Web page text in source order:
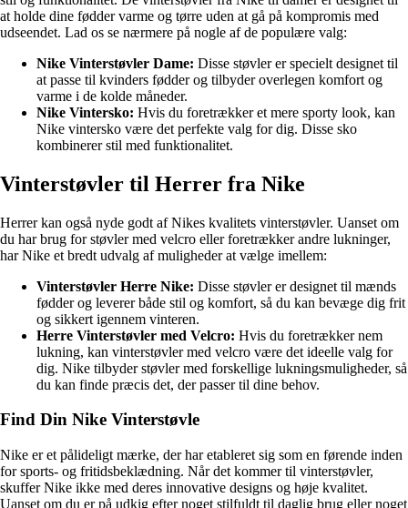
at holde dine fødder varme og tørre uden at gå på kompromis med
udseendet. Lad os se nærmere på nogle af de populære valg:
Nike Vinterstøvler Dame: Disse støvler er specielt designet til
at passe til kvinders fødder og tilbyder overlegen komfort og
varme i de kolde måneder.
Nike Vintersko: Hvis du foretrækker et mere sporty look, kan
Nike vintersko være det perfekte valg for dig. Disse sko
kombinerer stil med funktionalitet.
Vinterstøvler til Herrer fra Nike
Herrer kan også nyde godt af Nikes kvalitets vinterstøvler. Uanset om
du har brug for støvler med velcro eller foretrækker andre lukninger,
har Nike et bredt udvalg af muligheder at vælge imellem:
Vinterstøvler Herre Nike: Disse støvler er designet til mænds
fødder og leverer både stil og komfort, så du kan bevæge dig frit
og sikkert igennem vinteren.
Herre Vinterstøvler med Velcro: Hvis du foretrækker nem
lukning, kan vinterstøvler med velcro være det ideelle valg for
dig. Nike tilbyder støvler med forskellige lukningsmuligheder, så
du kan finde præcis det, der passer til dine behov.
Find Din Nike Vinterstøvle
Nike er et pålideligt mærke, der har etableret sig som en førende inden
for sports- og fritidsbeklædning. Når det kommer til vinterstøvler,
skuffer Nike ikke med deres innovative designs og høje kvalitet.
Uanset om du er på udkig efter noget stilfuldt til daglig brug eller noget